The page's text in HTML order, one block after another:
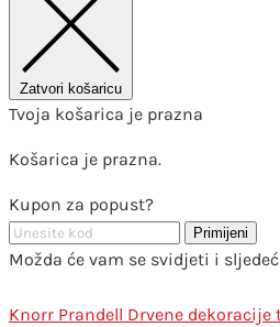
Zatvori košaricu
Tvoja košarica je prazna
Košarica je prazna.
Kupon za popust?
Primijeni
Možda će vam se svidjeti i
Knorr Prandell Drvene